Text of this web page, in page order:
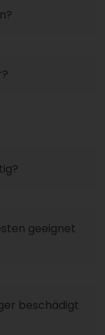
geeignet
beschädigt